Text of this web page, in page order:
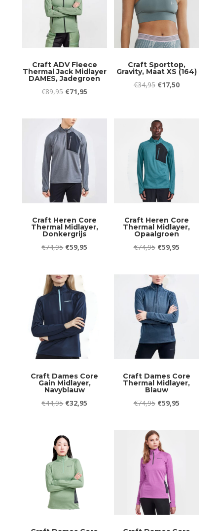
Craft ADV Fleece
Thermal Jack Midlayer
DAMES, Jadegroen
€89,95 Oorspronkelijke
was:
€89,95.
€71,95
Craft Sporttop,
Gravity, Maat XS (164)
€34,95 Oorspronkelijke
€34,95.
€17,50Huidige
Craft Heren Core
Thermal Midlayer,
Donkergrijs
€74,95 Oorspronkelijke
was:
€74,95.
€59,95
Craft Heren Core
Thermal Midlayer,
Opaalgroen
€74,95 Oorspronkelijke
was:
€74,95.
€59,95Huidige
Craft Dames Core
Gain Midlayer,
Navyblauw
€44,95 Oorspronkelijke
€44,95.
€32,95
Craft Dames Core
Thermal Midlayer,
Blauw
€74,95 Oorspronkelijke
€74,95.
€59,95Huidige